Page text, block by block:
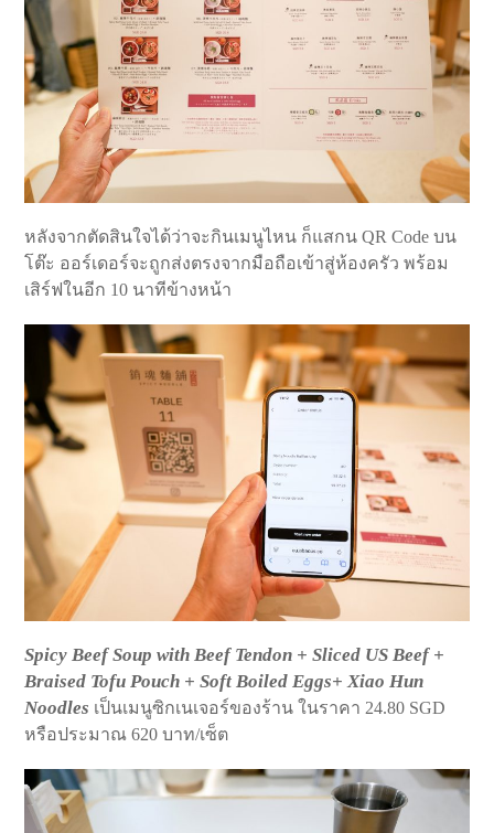
หลังจากตัดสินใจได้ว่าจะกินเมนูไหน ก็แสกน QR Code บน
โต๊ะ ออร์เดอร์จะถูกส่งตรงจากมือถือเข้าสู่ห้องครัว พร้อม
เสิร์ฟในอีก 10 นาทีข้างหน้า
Spicy Beef Soup with Beef Tendon + Sliced US Beef +
Braised Tofu Pouch + Soft Boiled Eggs+ Xiao Hun
Noodles เป็นเมนูซิกเนเจอร์ของร้าน ในราคา 24.80 SGD
หรือประมาณ 620 บาท/เซ็ต